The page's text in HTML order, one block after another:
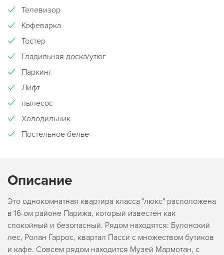
Телевизор
Кофеварка
Тостер
Гладильная доска/утюг
Паркинг
Лифт
пылесос
Холодильник
Постельное белье
Описание
Это однокомнатная квартира класса "люкс" расположена
в 16-ом районе Парижа, который известен как
спокойный и безопасный. Рядом находятся: Булонский
лес, Ролан Гаррос, квартал Пасси с множеством бутиков
и кафе. Совсем рядом находится Музей Мармотан, с